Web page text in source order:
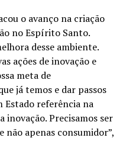
o avanço na criação
no Espírito Santo.
desse ambiente.
ações de inovação e
meta de
já temos e dar passos
Estado referência na
inovação. Precisamos ser
não apenas consumidor”,